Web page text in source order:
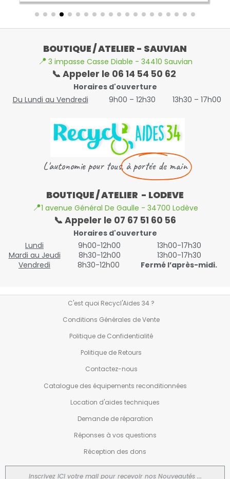
BOUTIQUE / ATELIER - SAUVIAN
📍 3 impasse Casse Diable - 34410 Sauvian
📞 Appeler le 06 14 54 50 62
Horaires d'ouverture
Du Lundi au Vendredi
9h00 – 12h30 13h30 – 17h00
L'autonomie pour tous,à portée de main
BOUTIQUE / ATELIER - LODEVE
📍1 avenue Général De Gaulle - 34700 Lodève
📞 Appeler le 07 67 51 60 56
Horaires d'ouverture
Lundi
9h00-12h00
13h00-17h30
Mardi au Jeudi
8h30-12h00
13h00-17h30
Vendredi
8h30-12h00 Fermé l’après-midi.
C'est quoi Recycl'Aides 34 ?
Conditions Générales de Vente
Politique de Confidentialité
Politique de Retours
Contactez-nous
Catalogue des équipements reconditionnées
Location d'aides techniques
Demande de réparation
Réponses à vos questions
Réception des dons